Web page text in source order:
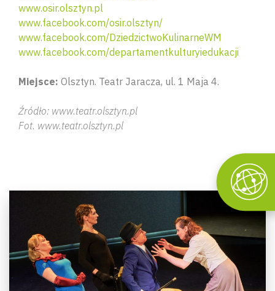
www.osir.olsztyn.pl
www.facebook.com/osir.olsztyn/
www.facebook.com/DziedzictwoKulinarneWM
www.facebook.com/departamentkulturyiedukacji
Miejsce: Olsztyn. Teatr Jaracza, ul. 1 Maja 4.
Źródło: www.teatr.olsztyn.pl
Fot. www.teatr.olsztyn.pl